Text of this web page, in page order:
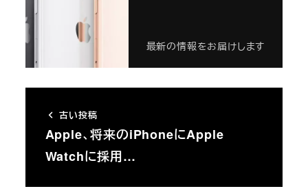
最新の情報をお届けします
古い投稿
Apple、将来のiPhoneにApple
Watchに採用…